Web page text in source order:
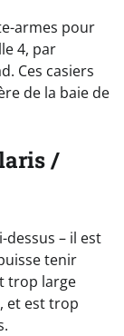
armes pour
4, par
Ces casiers
de la baie de
/
dessus – il est
tenir
trop large
et est trop